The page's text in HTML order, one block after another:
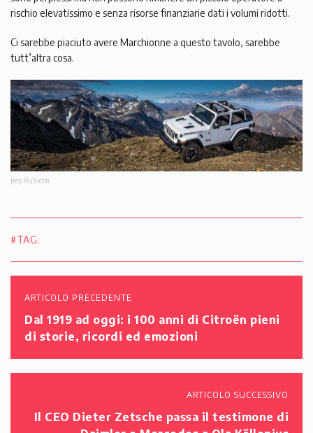
rischio elevatissimo e senza risorse finanziarie dati i volumi ridotti.
Ci sarebbe piaciuto avere Marchionne a questo tavolo, sarebbe
tutt’altra cosa.
Jeep Rubicon
#TAG:
ARTICOLO PRECEDENTE
Dal 1919 ad oggi: i 100 anni di Citroën pieni
di storie, ricordi ed emozioni
ARTICOLO SUCCESSIVO
Il CEO Dieter Zetsche passa il testimone di